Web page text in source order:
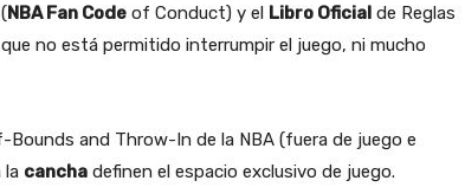
NBA Fan Code of Conduct) y el Libro Oficial de Reglas
no está permitido interrumpir el juego, ni mucho
and Throw-In de la NBA (fuera de juego e
la cancha definen el espacio exclusivo de juego.